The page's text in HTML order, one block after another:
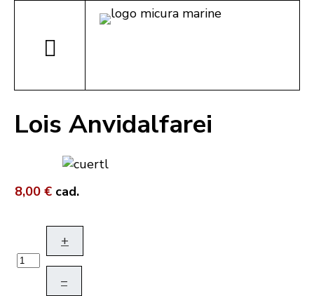
Lois Anvidalfarei
8,00 € cad.
+
–